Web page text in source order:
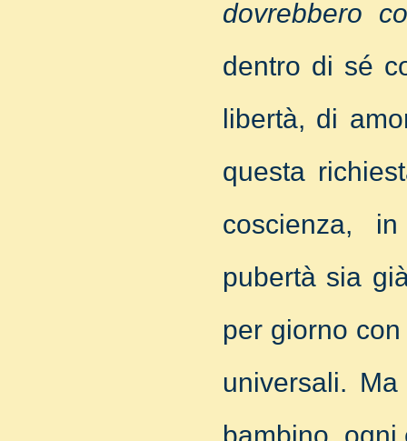
dovrebbero
dentro di sé
libertà, di
questa
coscienza,
pubertà sia
per giorno
universali.